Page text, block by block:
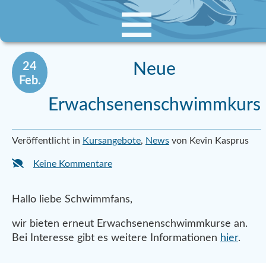
24
Feb.
Neue
Erwachsenenschwimmkurs
Veröffentlicht in Kursangebote, News von Kevin Kasprus
Keine Kommentare
Hallo liebe Schwimmfans,
wir bieten erneut Erwachsenenschwimmkurse an.
Bei Interesse gibt es weitere Informationen hier.